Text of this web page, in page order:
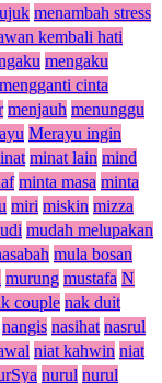
menambah stress
kembali hati
mengaku
mengganti cinta
menjauh menunggu
Merayu ingin
minat lain mind
minta masa minta
miri miskin mizza
mudah melupakan
mula bosan
murung mustafa N
couple nak duit
nangis nasihat nasrul
niat kahwin niat
nurul nurul